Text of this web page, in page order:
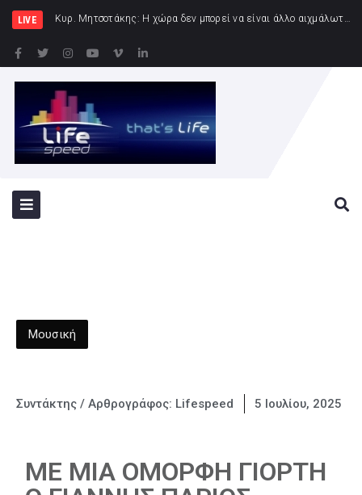
LIVE Κυρ. Μητσοτάκης: Η χώρα δεν μπορεί να είναι άλλο αιχμάλωτη των κυκλωμάτων
Μουσική
Συντάκτης / Αρθρογράφος: Lifespeed 5 Ιουλίου, 2025
ΜΕ ΜΙΑ ΟΜΟΡΦΗ ΓΙΟΡΤΗ